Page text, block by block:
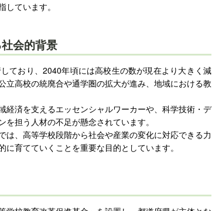
ています。
会的背景
ており、2040年頃には高校生の数が現在より大きく減
高校の統廃合や通学圏の拡大が進み、地域における教
経済を支えるエッセンシャルワーカーや、科学技術・デ
担う人材の不足が懸念されています。
、高等学校段階から社会や産業の変化に対応できる力
育てていくことを重要な目的としています。